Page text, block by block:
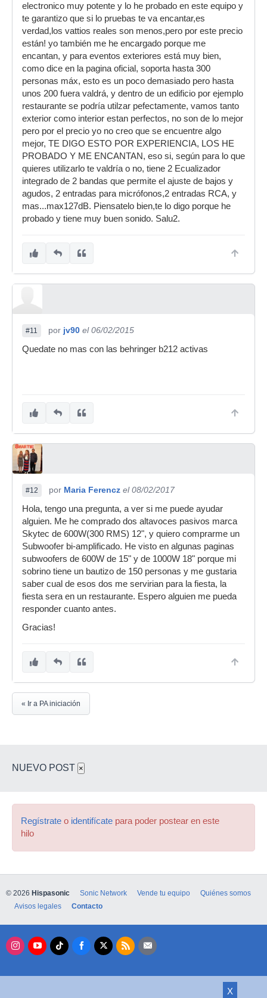
electronico muy potente y lo he probado en este equipo y
te garantizo que si lo pruebas te va encantar,es
verdad,los vattios reales son menos,pero por este precio
están! yo también me he encargado porque me
encantan, y para eventos exteriores está muy bien,
como dice en la pagina oficial, soporta hasta 300
personas máx, esto es un poco demasiado pero hasta
unos 200 fuera valdrá, y dentro de un edificio por ejemplo
restaurante se podría utilzar pefectamente, vamos tanto
exterior como interior estan perfectos, no son de lo mejor
pero por el precio yo no creo que se encuentre algo
mejor, TE DIGO ESTO POR EXPERIENCIA, LOS HE
PROBADO Y ME ENCANTAN, eso si, según para lo que
quieres utilizarlo te valdría o no, tiene 2 Ecualizador
integrado de 2 bandas que permite el ajuste de bajos y
agudos, 2 entradas para micrófonos,2 entradas RCA, y
mas...max127dB. Piensatelo bien,te lo digo porque he
probado y tiene muy buen sonido. Salu2.
#11 por jv90 el 06/02/2015
Quedate no mas con las behringer b212 activas
#12 por Maria Ferencz el 08/02/2017
Hola, tengo una pregunta, a ver si me puede ayudar
alguien. Me he comprado dos altavoces pasivos marca
Skytec de 600W(300 RMS) 12", y quiero comprarme un
Subwoofer bi-amplificado. He visto en algunas paginas
subwoofers de 600W de 15" y de 1000W 18" porque mi
sobrino tiene un bautizo de 150 personas y me gustaria
saber cual de esos dos me servirian para la fiesta, la
fiesta sera en un restaurante. Espero alguien me pueda
responder cuanto antes.
Gracias!
« Ir a PA iniciación
NUEVO POST ×
Regístrate o identifícate para poder postear en este
hilo
X
© 2026 Hispasonic Sonic Network Vende tu equipo
Quiénes somos
Avisos legales
Contacto